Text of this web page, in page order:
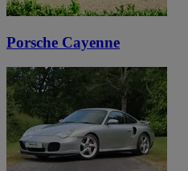
Porsche Cayenne